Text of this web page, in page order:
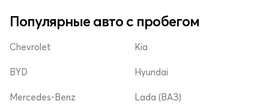
Популярные авто с пробегом
Chevrolet
BYD
Mercedes-Benz
Kia
Hyundai
Lada (ВАЗ)